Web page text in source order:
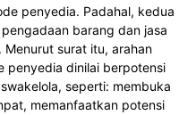
penyedia. Padahal, kedua
barang dan jasa
surat itu, arahan
penyedia dinilai berpotensi
seperti: membuka
memanfaatkan potensi